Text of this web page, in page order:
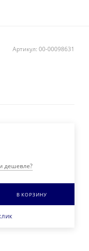
Артикул: 00-00098631
дешевле?
В КОРЗИНУ